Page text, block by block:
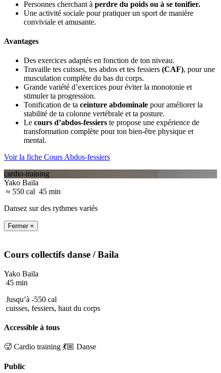
Personnes cherchant à perdre du poids ou à se tonifier.
Une activité sociale pour pratiquer un sport de manière
conviviale et amusante.
Avantages
Des exercices adaptés en fonction de ton niveau.
Travaille tes cuisses, tes abdos et tes fessiers (CAF), pour une
musculation complète du bas du corps.
Grande variété d’exercices pour éviter la monotonie et
stimuler ta progression.
Tonification de ta ceinture abdominale pour améliorer la
stabilité de ta colonne vertébrale et ta posture.
Le cours d’abdos-fessiers te propose une expérience de
transformation complète pour ton bien-être physique et
mental.
Voir la fiche Cours Abdos-fessiers
cardio-training
Yako Baila
≈ 550 cal 45 min
Dansez sur des rythmes variés
Fermer ×
Cours collectifs danse / Baila
Yako Baila
45 min
Jusqu’à -550 cal
cuisses, fessiers, haut du corps
Accessible à tous
🥵 Cardio training 💃🏼 Danse
Public